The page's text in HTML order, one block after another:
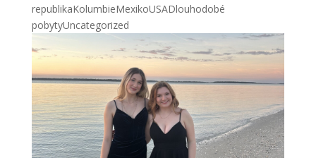
republikaKolumbieMexikoUSADlouhodobé
pobytyUncategorized